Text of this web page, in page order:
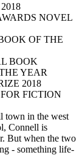
NOVEL
OF THE
BOOK
YEAR
2018
FICTION
town in the west
Connell is
But when the two
- something life-